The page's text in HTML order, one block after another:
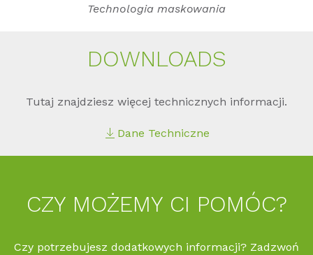
Technologia maskowania
DOWN­LOADS
Tutaj znajdziesz więcej technicznych informacji.
Dane Techniczne
CZY MOŻE­MY CI POMÓC?
Czy potrzebujesz dodatkowych informacji? Zadzwoń